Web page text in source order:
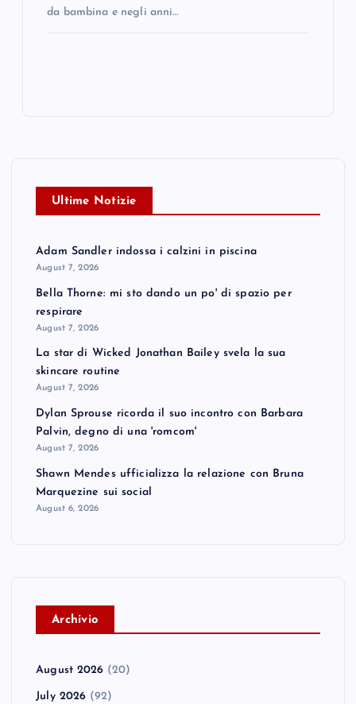
da bambina e negli anni…
Ultime Notizie
Adam Sandler indossa i calzini in piscina
August 7, 2026
Bella Thorne: mi sto dando un po' di spazio per
respirare
August 7, 2026
La star di Wicked Jonathan Bailey svela la sua
skincare routine
August 7, 2026
Dylan Sprouse ricorda il suo incontro con Barbara
Palvin, degno di una 'romcom'
August 7, 2026
Shawn Mendes ufficializza la relazione con Bruna
Marquezine sui social
August 6, 2026
Archivio
August 2026 (20)
July 2026 (92)